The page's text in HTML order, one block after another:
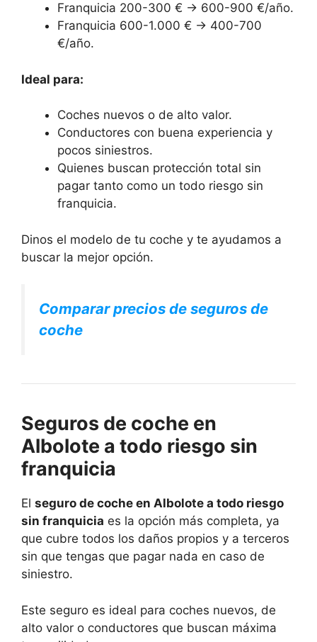
Franquicia 200-300 € → 600-900 €/año.
Franquicia 600-1.000 € → 400-700
€/año.
Ideal para:
Coches nuevos o de alto valor.
Conductores con buena experiencia y
pocos siniestros.
Quienes buscan protección total sin
pagar tanto como un todo riesgo sin
franquicia.
Dinos el modelo de tu coche y te ayudamos a
buscar la mejor opción.
Comparar precios de seguros de
coche
Seguros de coche en
Albolote a todo riesgo sin
franquicia
El seguro de coche en Albolote a todo riesgo
sin franquicia es la opción más completa, ya
que cubre todos los daños propios y a terceros
sin que tengas que pagar nada en caso de
siniestro.
Este seguro es ideal para coches nuevos, de
alto valor o conductores que buscan máxima